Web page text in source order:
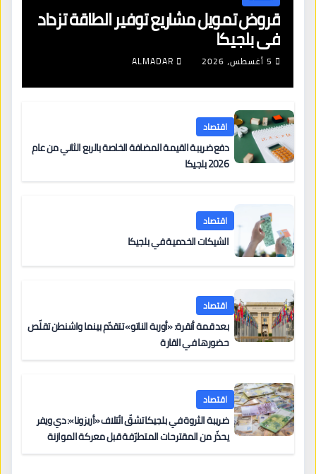
قروض تمويل مشاريع توفير الطاقة تزداد
في بلجيكا
5 أغسطس، 2026 ALMADAR
اقتصاد
دفع ضريبة القيمة المضافة الخاصة بالربع الثاني من عام
2026 بلجيكا
اقتصاد
الشيكات الخدمية في بلجيكا
اقتصاد
بعد قمة أنقرة: «أوربة الناتو» تتقدّم بينما واشنطن تقلّص
حضورها في القارة
اقتصاد
ضريبة الثروة في بلجيكا تشقّ ائتلاف «أريزونا»: دي ويفر
يحذّر من المقترحات المتطرّفة قبل معركة الموازنة